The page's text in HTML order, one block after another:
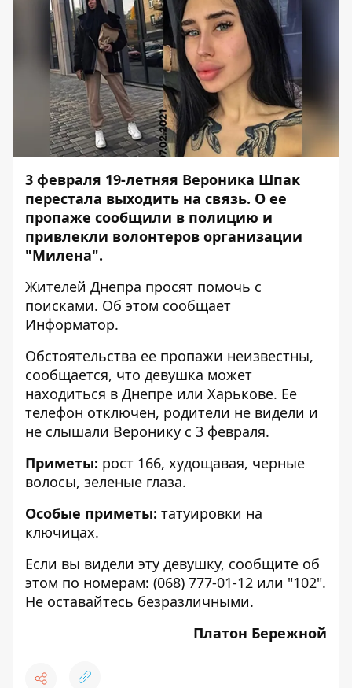
3 февраля 19-летняя Вероника Шпак
перестала выходить на связь. О ее
пропаже сообщили в полицию и
привлекли волонтеров организации
"Милена".
Жителей Днепра просят помочь с
поисками. Об этом сообщает
Информатор.
Обстоятельства ее пропажи неизвестны,
сообщается, что девушка может
находиться в Днепре или Харькове. Ее
телефон отключен, родители не видели и
не слышали Веронику с 3 февраля.
Приметы: рост 166, худощавая, черные
волосы, зеленые глаза.
Особые приметы: татуировки на
ключицах.
Если вы видели эту девушку, сообщите об
этом по номерам: (068) 777-01-12 или "102".
Не оставайтесь безразличными.
Платон Бережной